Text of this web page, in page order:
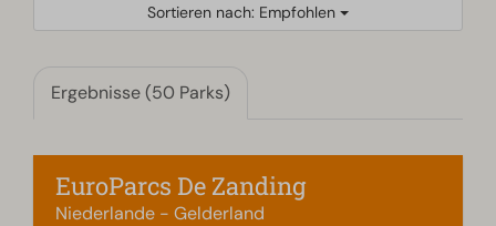
Sortieren nach: Empfohlen
Ergebnisse (50 Parks)
EuroParcs De Zanding
Niederlande - Gelderland